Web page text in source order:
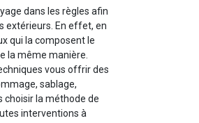
dans les règles afin
extérieurs. En effet, en
qui la composent le
la même manière.
vous offrir des
sablage,
choisir la méthode de
interventions à